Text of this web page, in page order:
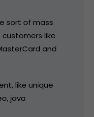
sort of mass
like
and
like unique
java